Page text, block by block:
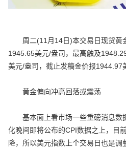
周二(11月14日)本交易日现货黄
1945.65美元/盎司，最高触及
美元/盎司，截止发稿金价报1944.97
黄金偏向冲高回落或震荡
基本面上看市场一些重磅消息数
化晚间即将公布的CPI数据之上，目
降，所以美元指数上个交易日也是